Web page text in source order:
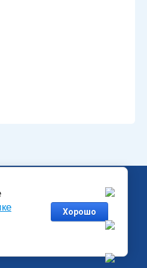
ремонт
конфиденциальности
Хорошо